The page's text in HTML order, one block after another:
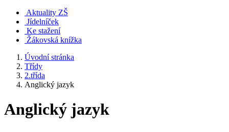
Aktuality ZŠ
Jídelníček
Ke stažení
Žákovská knížka
Úvodní stránka
Třídy
2.třída
Anglický jazyk
Anglický jazyk